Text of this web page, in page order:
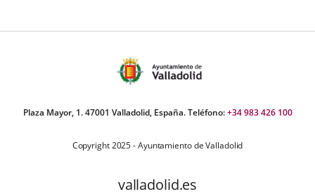
Plaza Mayor, 1. 47001 Valladolid, España. Teléfono:+34 983 426 100
Copyright 2025 - Ayuntamiento de Valladolid
valladolid.es